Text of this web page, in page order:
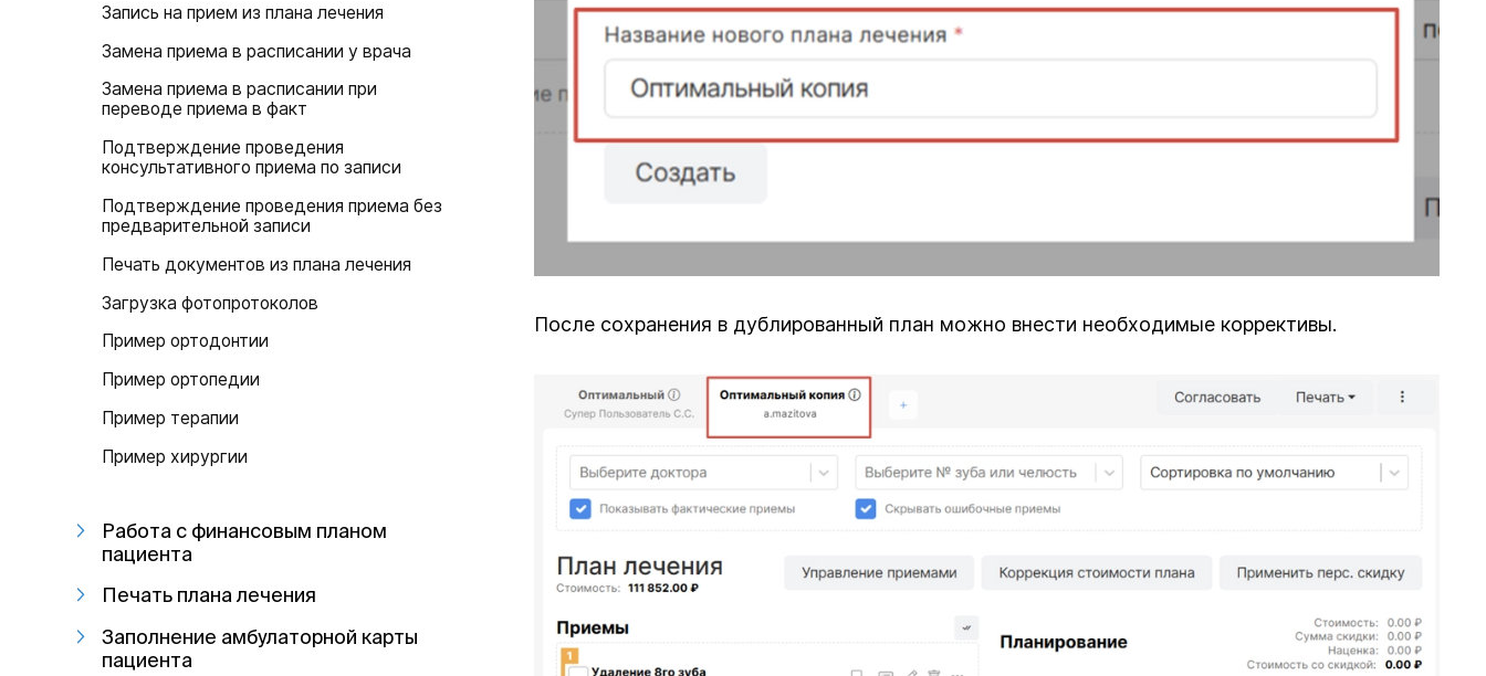
Запись на прием из плана лечения
Замена приема в расписании у врача
Замена приема в расписании при
переводе приема в факт
Подтверждение проведения
консультативного приема по записи
Подтверждение проведения приема без
предварительной записи
Печать документов из плана лечения
Загрузка фотопротоколов
Пример ортодонтии
Пример ортопедии
Пример терапии
Пример хирургии
Работа с финансовым планом
пациента
Печать плана лечения
Заполнение амбулаторной карты
пациента
После сохранения в дублированный план можно внести необходимые коррективы.